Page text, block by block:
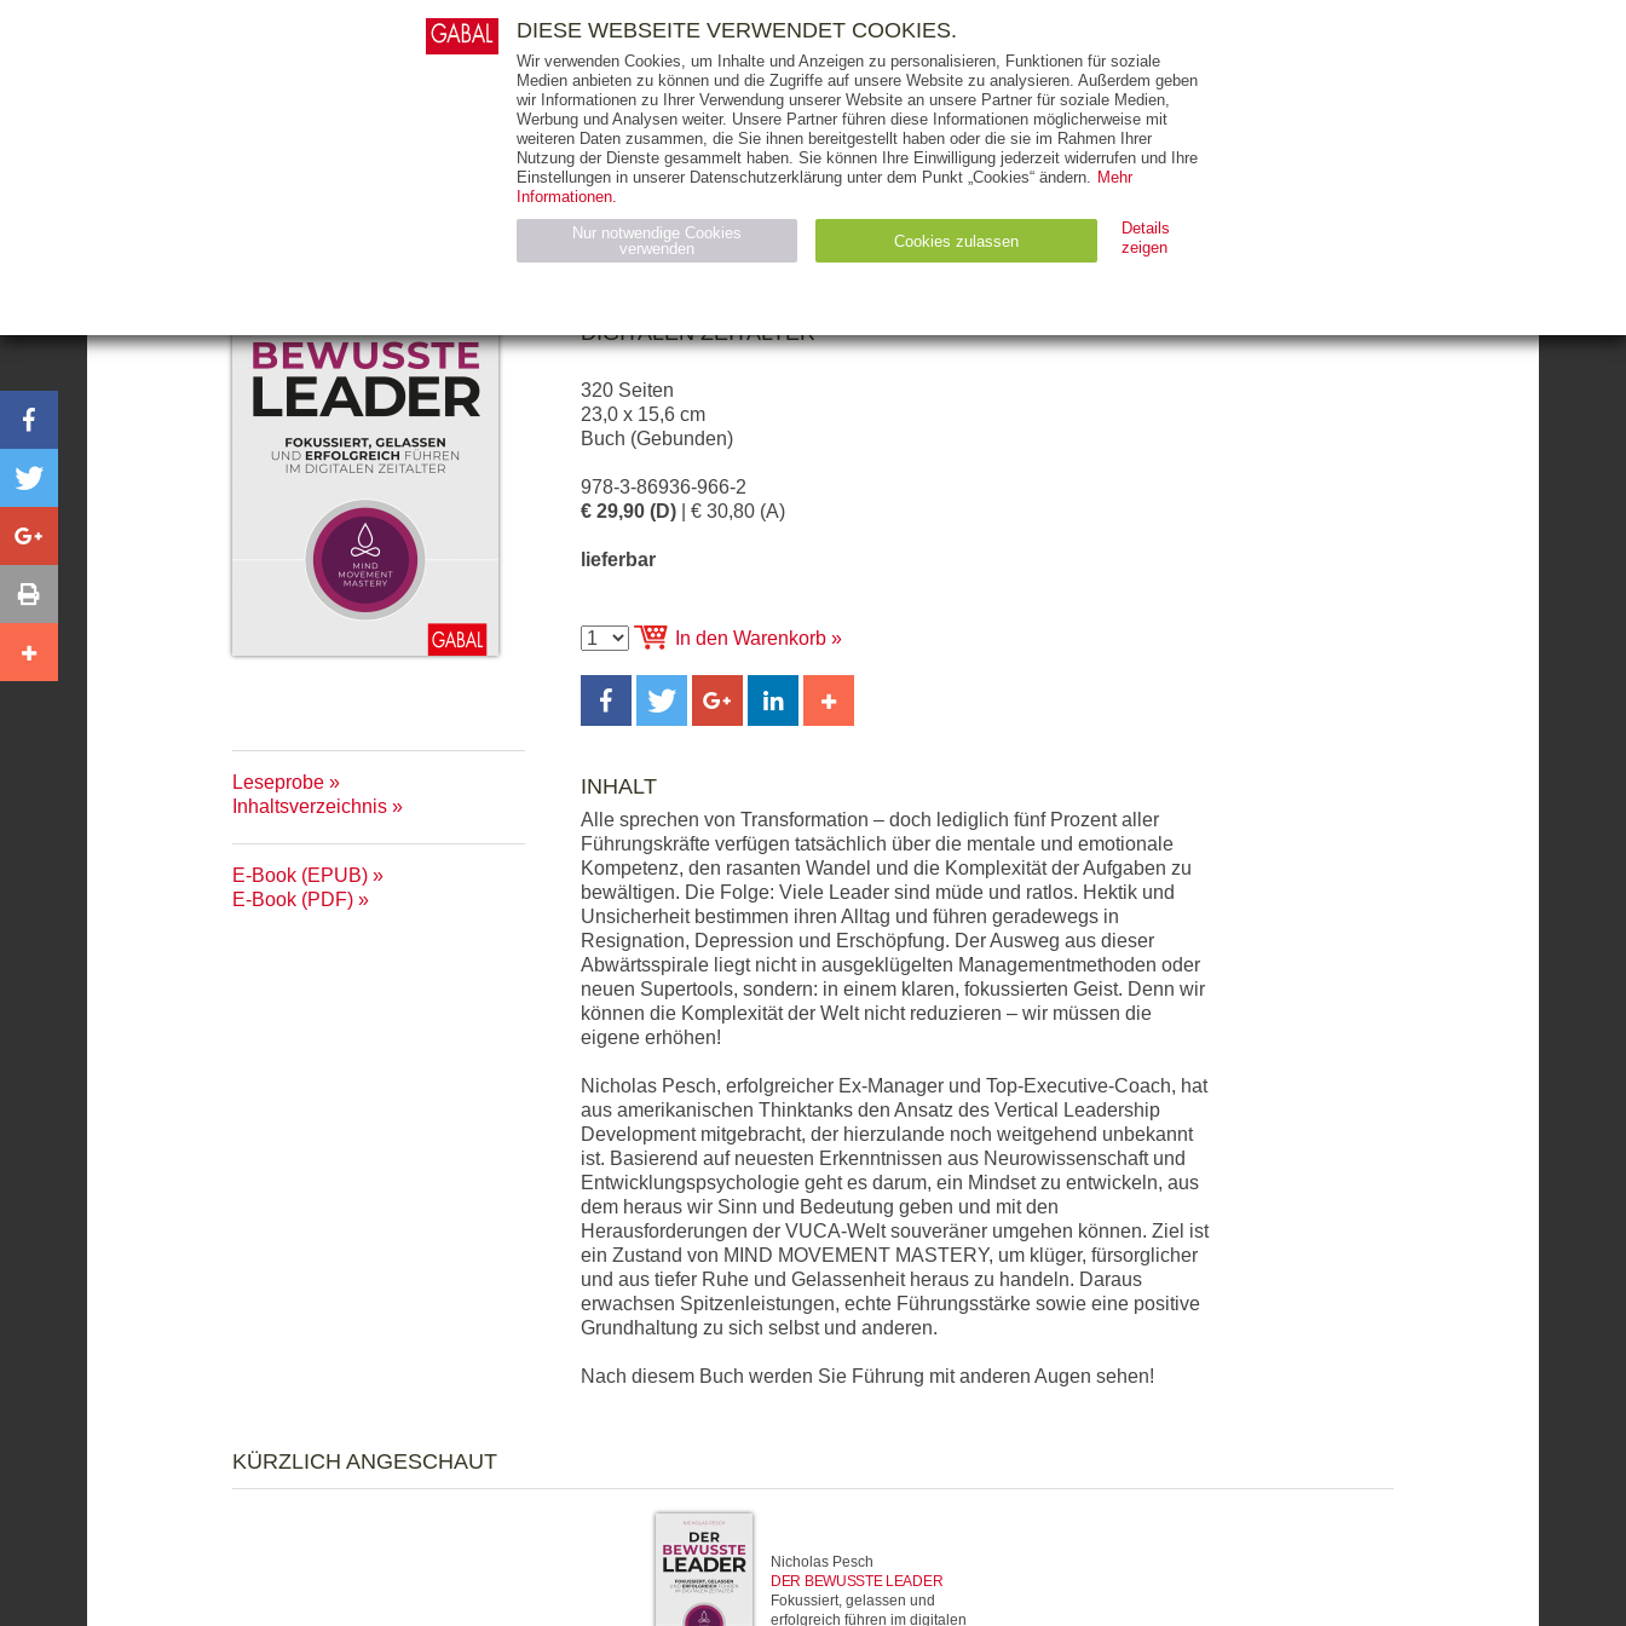
NICHOLAS PESCH
Der bewusste Leader
DIGITALEN ZEITALTER
320 Seiten
23,0 x 15,6 cm
Buch (Gebunden)
978-3-86936-966-2
€ 29,90 (D) | € 30,80 (A)
lieferbar
In den Warenkorb
INHALT
Alle sprechen von Transformation – doch lediglich fünf Prozent aller
Führungskräfte verfügen tatsächlich über die mentale und emotionale
Kompetenz, den rasanten Wandel und die Komplexität der Aufgaben zu
bewältigen. Die Folge: Viele Leader sind müde und ratlos. Hektik und
Unsicherheit bestimmen ihren Alltag und führen geradewegs in
Resignation, Depression und Erschöpfung. Der Ausweg aus dieser
Abwärtsspirale liegt nicht in ausgeklügelten Managementmethoden oder
neuen Supertools, sondern: in einem klaren, fokussierten Geist. Denn wir
können die Komplexität der Welt nicht reduzieren – wir müssen die
eigene erhöhen!
Nicholas Pesch, erfolgreicher Ex-Manager und Top-Executive-Coach, hat
aus amerikanischen Thinktanks den Ansatz des Vertical Leadership
Development mitgebracht, der hierzulande noch weitgehend unbekannt
ist. Basierend auf neuesten Erkenntnissen aus Neurowissenschaft und
Entwicklungspsychologie geht es darum, ein Mindset zu entwickeln, aus
dem heraus wir Sinn und Bedeutung geben und mit den
Herausforderungen der VUCA-Welt souveräner umgehen können. Ziel ist
ein Zustand von MIND MOVEMENT MASTERY, um klüger, fürsorglicher
und aus tiefer Ruhe und Gelassenheit heraus zu handeln. Daraus
erwachsen Spitzenleistungen, echte Führungsstärke sowie eine positive
Grundhaltung zu sich selbst und anderen.
Nach diesem Buch werden Sie Führung mit anderen Augen sehen!
Leseprobe
Inhaltsverzeichnis
E-Book (EPUB)
E-Book (PDF)
KÜRZLICH ANGESCHAUT
Nicholas Pesch
DER BEWUSSTE LEADER
Fokussiert, gelassen und
erfolgreich führen im digitalen
THEMEN AUTOREN VERLAG
RIGHTS PRESSE HANDEL FÜR UNTERNEHMEN
DIESE WEBSEITE VERWENDET COOKIES.
Wir verwenden Cookies, um Inhalte und Anzeigen zu personalisieren, Funktionen für soziale
Medien anbieten zu können und die Zugriffe auf unsere Website zu analysieren. Außerdem geben
wir Informationen zu Ihrer Verwendung unserer Website an unsere Partner für soziale Medien,
Werbung und Analysen weiter. Unsere Partner führen diese Informationen möglicherweise mit
weiteren Daten zusammen, die Sie ihnen bereitgestellt haben oder die sie im Rahmen Ihrer
Nutzung der Dienste gesammelt haben. Sie können Ihre Einwilligung jederzeit widerrufen und Ihre
Einstellungen in unserer Datenschutzerklärung unter dem Punkt „Cookies“ ändern. Mehr
Informationen.
Nur notwendige Cookies
verwenden
Cookies zulassen
Details
zeigen
Name
CMS_SESSION_ID
gabal-
verlag.de
Wird für die Speicherung der Benutzer-Session verwendet
GV_COOKIES
gabal-
verlag.de
Speichert den Zustimmungsstatus des Benutzers für Cookies
auf der aktuellen Domäne.